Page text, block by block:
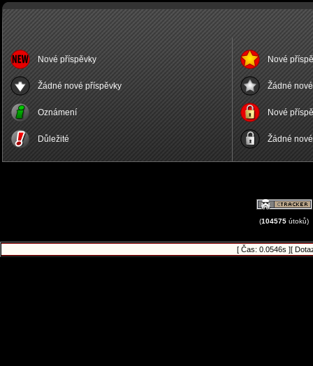
Nové příspěvky
Žádné nové příspěvky
Oznámení
Důležité
Nové
Žádné
Nové
Žádné
(104575 útoků)
[ Čas: 0.0546s ][